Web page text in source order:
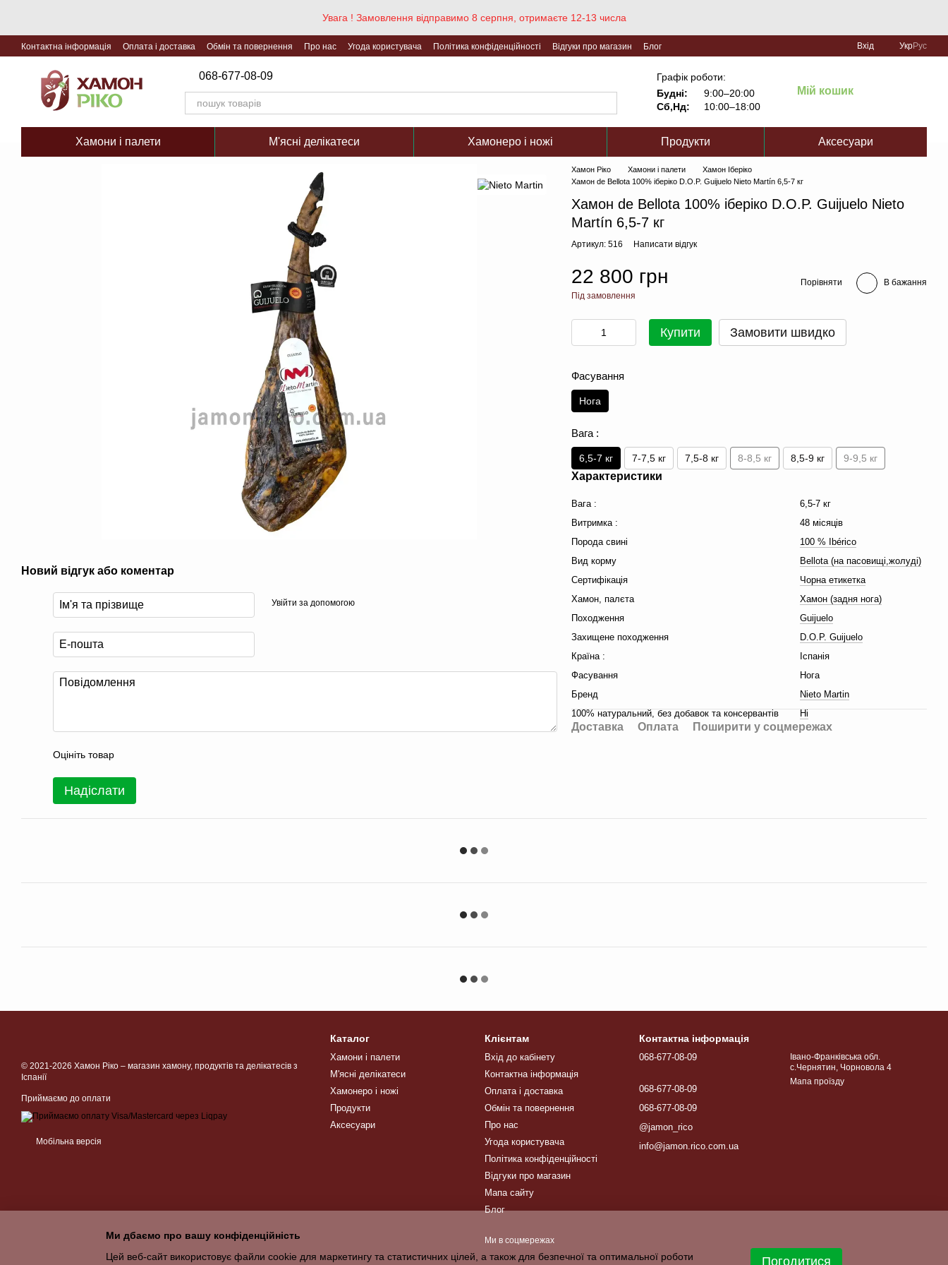
Увага ! Замовлення відправимо 8 серпня, отримаєте 12-13 числа
Контактна інформація Оплата і доставка Обмін та повернення Про нас Угода користувача Політика конфіденційності Відгуки про магазин Блог Вхід УкрРус
068-677-08-09
Графік роботи:
Будні:
9:00–20:00
Сб,Нд:
10:00–18:00
Мій кошик
Хамони і палети М'ясні делікатеси Хамонеро і ножі Продукти Аксесуари
Новий відгук або коментар
Увійти за допомогою
Оцініть товар
Надіслати
Хамон Ріко Хамони і палети
Хамон Іберіко
Хамон de Bellota 100% іберіко D.O.P. Guijuelo Nieto Martín 6,5-7 кг
Хамон de Bellota 100% іберіко D.O.P. Guijuelo Nieto
Martín 6,5-7 кг
Артикул: 516 Написати відгук
22 800 грн
Під замовлення
Порівняти В бажання
Купити Замовити швидко
Фасування
Нога
Вага :
6,5-7 кг 7-7,5 кг 7,5-8 кг 8-8,5 кг 8,5-9 кг 9-9,5 кг
Характеристики
Вага :
6,5-7 кг
Витримка :
48 місяців
Порода свині
100 % Ibérico
Вид корму
Bellota (на пасовищі,жолуді)
Сертифікація
Чорна етикетка
Хамон, палєта
Хамон (задня нога)
Походження
Guijuelo
Захищене походження
D.O.P. Guijuelo
Країна :
Іспанія
Фасування
Нога
Бренд
Nieto Martin
100% натуральний, без добавок та консервантів
Ні
Доставка Оплата Поширити у соцмережах
© 2021-2026 Хамон Ріко – магазин хамону, продуктів та делікатесів з
Іспанії
Приймаємо до оплати
Мобільна версія
Каталог
Хамони і палети
М'ясні делікатеси
Хамонеро і ножі
Продукти
Аксесуари
Клієнтам
Вхід до кабінету
Контактна інформація
Оплата і доставка
Обмін та повернення
Про нас
Угода користувача
Політика конфіденційності
Відгуки про магазин
Мапа сайту
Блог
Ми в соцмережах
Контактна інформація
068-677-08-09
068-677-08-09
068-677-08-09
@jamon_rico
info@jamon.rico.com.ua
Івано-Франківська обл.
с.Чернятин, Чорновола 4
Мапа проїзду
Ми дбаємо про вашу конфіденційність
Цей веб-сайт використовує файли cookie для маркетингу та статистичних цілей, а також для безпечної та оптимальної роботи
Погодитися